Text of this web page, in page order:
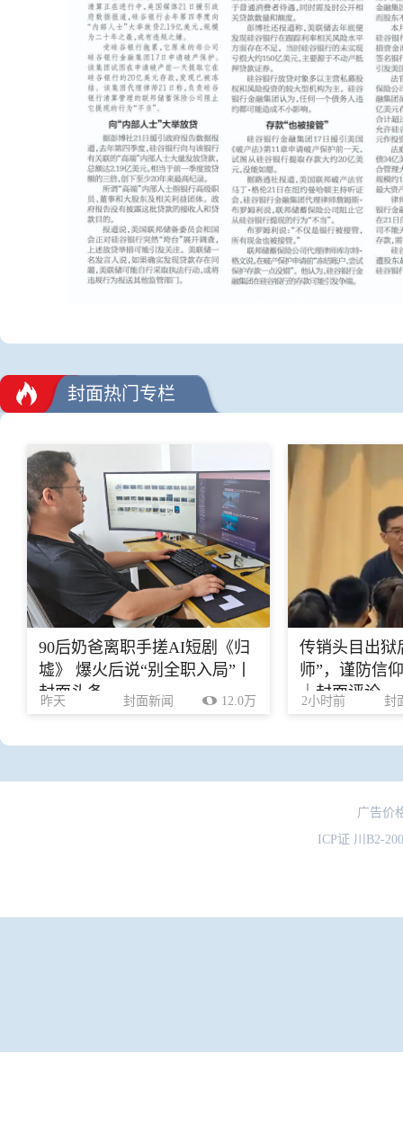
封面热门专栏
90后奶爸离职手搓AI短剧《归
墟》 爆火后说“别全职入局”丨
封面头条
昨天 封面新闻 12.0万
传销头目出狱
师”，谨防信
｜封面评论
2小时前 封
广告价
ICP证 川B2-